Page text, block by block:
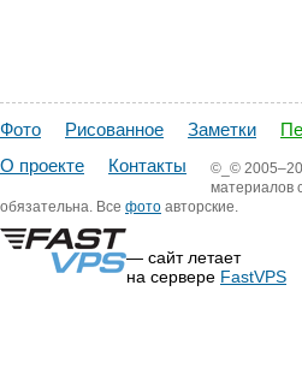
Фото Рисованное Заметки
О проекте
Контакты ©_©
материалов
обязательна. Все фото авторские.
— сайт летает
на сервере FastVPS